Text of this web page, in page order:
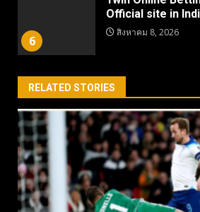
6
Official site in
สิงหาคม 8, 2026
RELATED STORIES